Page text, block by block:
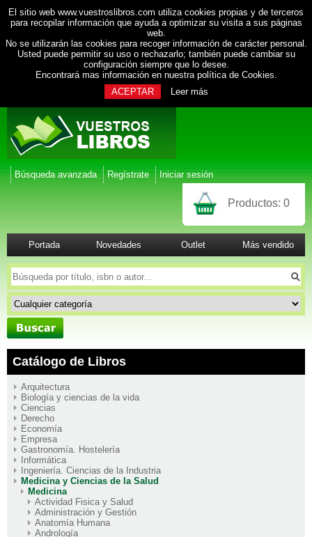
El sitio web www.vuestroslibros.com utiliza cookies propias y de terceros
para recopilar información que ayuda a optimizar su visita a sus páginas
web.
No se utilizarán las cookies para recoger información de carácter personal.
Usted puede permitir su uso o rechazarlo; también puede cambiar su
configuración siempre que lo desee.
Encontrará mas información en nuestra política de Cookies.
ACEPTAR
Leer más
Búsqueda avanzada Regístrate Iniciar sesión
Productos: 0
Portada Novedades Outlet Más vendido
Catálogo de Libros
Arquitectura
Biología y ciencias de la vida
Ciencias
Derecho
Economía
Empresa
Gastronomía. Hostelería
Informática
Ingeniería. Ciencias de la Industria
Medicina y Ciencias de la Salud
Medicina
Actividad Fisica y Salud
Administración y Gestión
Anatomía Humana
Andrología